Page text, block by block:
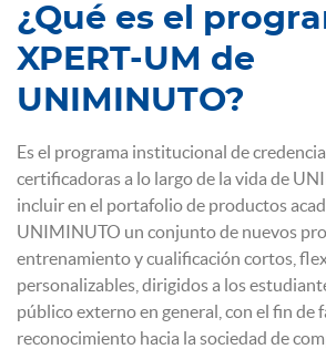
¿Qué es el
XPERT-UM de
UNIMINUTO?
Es el programa institucional de
certificadoras a lo largo de la vida de
incluir en el portafolio de productos
UNIMINUTO un conjunto de nuevos
entrenamiento y cualificación cortos,
personalizables, dirigidos a los
público externo en general, con el fin de
reconocimiento hacia la sociedad de